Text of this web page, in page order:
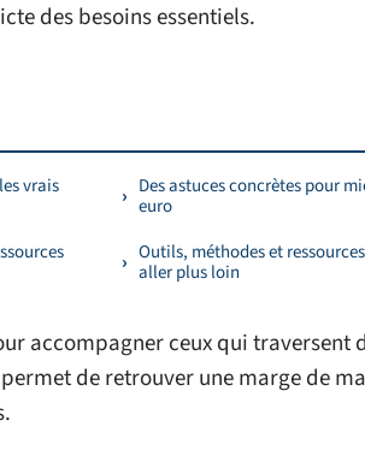
des besoins essentiels.
vrais
Des astuces concrètes pour
euro
Outils, méthodes et
aller plus loin
accompagner ceux qui traversent
de retrouver une marge de